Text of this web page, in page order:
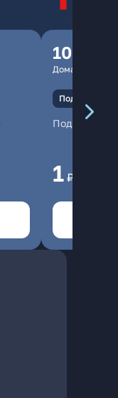
100
Домашний
Подключение
1 ₽/мес